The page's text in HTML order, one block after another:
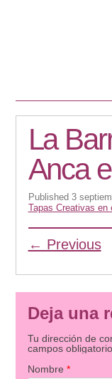
La
Anca
Published 3
Tapas Creativas en
← Previous
Deja una
Tu dirección de
campos
Nombre *